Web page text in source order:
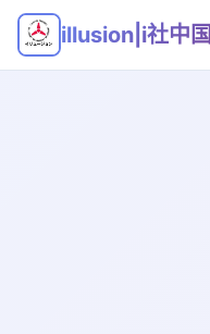
illusion|i社中国